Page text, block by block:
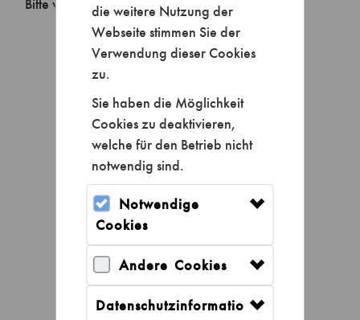
die weitere Nutzung der
Webseite stimmen Sie der
Verwendung dieser Cookies
zu.
Sie haben die Möglichkeit
Cookies zu deaktivieren,
welche für den Betrieb nicht
notwendig sind.
Notwendige
Cookies
Andere Cookies
Datenschutzinformatio
Tageskarten